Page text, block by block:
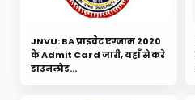
JNVU: BA प्राइवेट एग्जाम 2020
के Admit Card जारी, यहाँ से करे
डाउनलोड...